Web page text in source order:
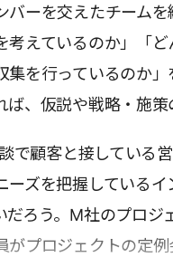
バーを交えたチーム
考えているのか」「
集を行っているのか
ば、仮説や戦略・施策
で顧客と接している
ーズを把握している
だろう。M社のプロジ
がプロジェクトの定